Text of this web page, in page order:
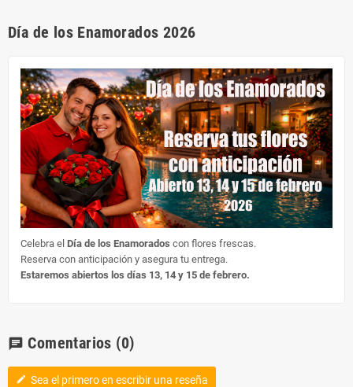
Día de los Enamorados 2026
Celebra el Día de los Enamorados con flores frescas.
Reserva con anticipación y asegura tu entrega.
Estaremos abiertos los días 13, 14 y 15 de febrero.
chat Comentarios (0)
edit Sea el primero en escribir una reseña